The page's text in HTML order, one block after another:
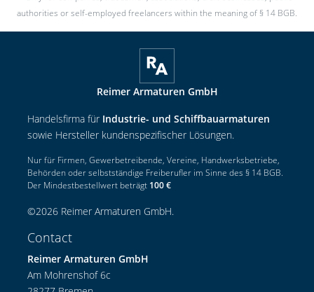
authorities or self-employed freelancers within the meaning of § 14 BGB.
Reimer Armaturen GmbH
Handelsfirma für Industrie- und Schiffbauarmaturen
sowie Hersteller kundenspezifischer Lösungen.
Nur für Firmen, Gewerbetreibende, Vereine, Handwerksbetriebe,
Behörden oder selbstständige Freiberufler im Sinne des § 14 BGB.
Der Mindestbestellwert beträgt 100 €
©2026 Reimer Armaturen GmbH.
Contact
Reimer Armaturen GmbH
Am Mohrenshof 6c